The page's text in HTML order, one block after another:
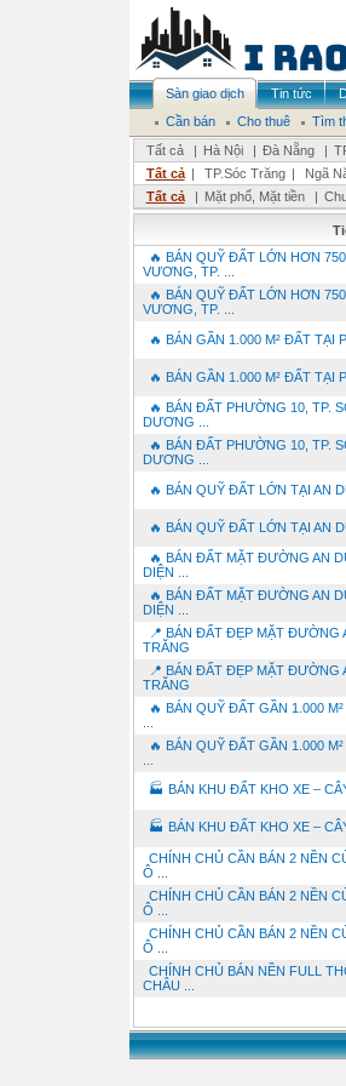
Sàn giao dịch Tin tức
Cần bán
Cho thuê
Tìm
Tất cả
| Hà Nội | Đà Nẵng |
Tất cả | TP.Sóc Trăng | Ngã
Tất cả
| Mặt phố, Mặt tiền |
🔥 BÁN QUỸ ĐẤT LỚN HƠN
VƯƠNG, TP. ...
🔥 BÁN QUỸ ĐẤT LỚN HƠN
VƯƠNG, TP. ...
🔥 BÁN GẦN 1.000 M² ĐẤT TẠI
🔥 BÁN GẦN 1.000 M² ĐẤT TẠI
🔥 BÁN ĐẤT PHƯỜNG 10, TP.
DƯƠNG ...
🔥 BÁN ĐẤT PHƯỜNG 10, TP.
DƯƠNG ...
🔥 BÁN QUỸ ĐẤT LỚN TẠI AN
🔥 BÁN QUỸ ĐẤT LỚN TẠI AN
🔥 BÁN ĐẤT MẶT ĐƯỜNG AN
DIỆN ...
🔥 BÁN ĐẤT MẶT ĐƯỜNG AN
DIỆN ...
📍 BÁN ĐẤT ĐẸP MẶT ĐƯỜNG
TRĂNG
📍 BÁN ĐẤT ĐẸP MẶT ĐƯỜNG
TRĂNG
🔥 BÁN QUỸ ĐẤT GẦN 1.000
🔥 BÁN QUỸ ĐẤT GẦN 1.000
🏭 BÁN KHU ĐẤT KHO XE –
🏭 BÁN KHU ĐẤT KHO XE –
CHÍNH CHỦ CẦN BÁN 2 NỀN
Ô ...
CHÍNH CHỦ CẦN BÁN 2 NỀN
Ô ...
CHÍNH CHỦ CẦN BÁN 2 NỀN
Ô ...
CHÍNH CHỦ BÁN NỀN FULL
CHÂU ...